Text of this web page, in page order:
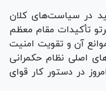
در سیاست‌های کلان
تأکیدات مقام معظم
آن و تقویت امنیت
اصلی نظام حکمرانی
در دستور کار قوای